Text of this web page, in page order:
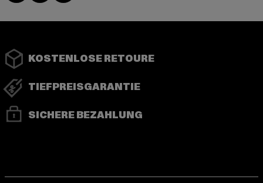
KOSTENLOSE RETOURE
TIEFPREISGARANTIE
SICHERE BEZAHLUNG